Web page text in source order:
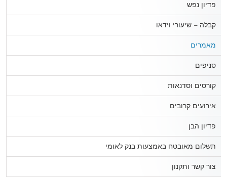
פדיון נפש
קבלה – שיעורי וידאו
מאמרים
סניפים
קורסים וסדנאות
אירועים קרובים
פדיון הבן
תשלום מאובטח באמצעות בנק לאומי
צור קשר ותקנון